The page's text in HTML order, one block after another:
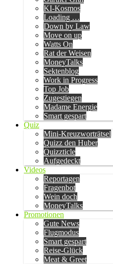
KI-Kosmos
Loading …
Down by Law
Move on up
Watts On
Rat der Weisen
MoneyTalks
Sektenblog
Work in Progress
Top Job
Zugestiegen
Madame Energie
Smart gespart
Quiz
Mini-Kreuzworträtsel
Quizz den Huber
Quizzticle
Aufgedeckt
Videos
Reportagen
Fragenbot
Wein doch
MoneyTalks
Promotionen
Gute News
Flugmodus
Smart gespart
Reise-Glück
Meat & Greet